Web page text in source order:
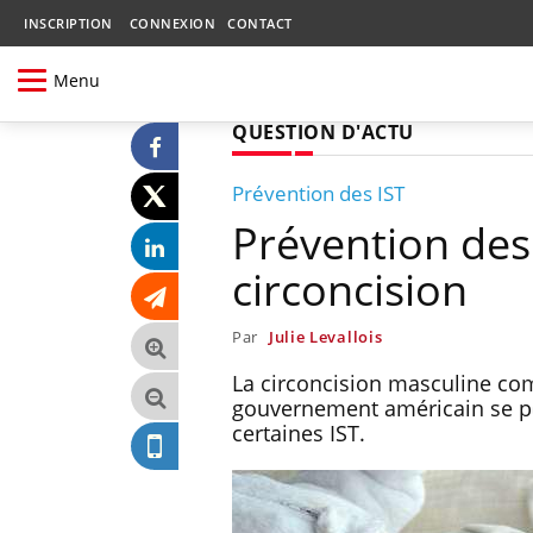
INSCRIPTION CONNEXION CONTACT
Menu
QUESTION D'ACTU
Prévention des IST
Prévention
circoncision
Par Julie Levallois
La circoncision masculine
gouvernement américain se
certaines IST.